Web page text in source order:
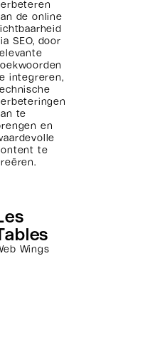
de online
SEO, door
integreren,
te
en
te
Wings